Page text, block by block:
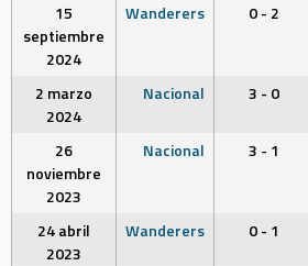
15
septiembre
2024
Wanderers 0 - 2
2 marzo
2024
Nacional 3 - 0
26
noviembre
2023
Nacional 3 - 1
24 abril
2023
Wanderers 0 - 1